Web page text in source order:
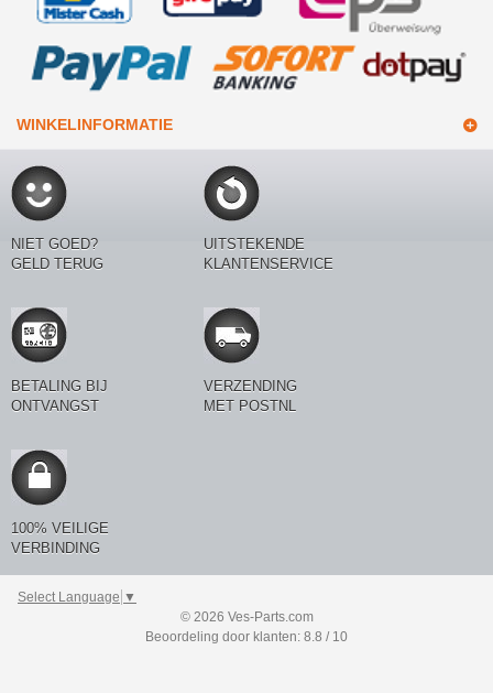
WINKELINFORMATIE
NIET GOED?
GELD TERUG
UITSTEKENDE
KLANTENSERVICE
BETALING BIJ
ONTVANGST
VERZENDING
MET POSTNL
100% VEILIGE
VERBINDING
Select Language ▼
© 2026 Ves-Parts.com
Beoordeling door klanten: 8.8 / 10